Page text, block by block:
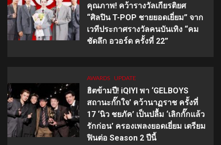
คุณภาพ! คว้ารางวัลเกียรติยศ
“ศิลปิน T-POP ชายยอดเยี่ยม” จาก
เวทีประกาศรางวัลคนบันเทิง “คม
ชัดลึก อวอร์ด ครั้งที่ 22”
AWARDS UPDATE
ฮิตข้ามปี! iQIYI พา ‘GELBOYS
สถานะกั๊กใจ’ คว้านาฏราช ครั้งที่
17 ‘นิว ชยภัค’ เป็นปลื้ม ‘เลิกกั๊กแล้ว
รักก่อน’ ครองเพลงยอดเยี่ยม เตรียม
ฟินต่อ Season 2 ปีนี้